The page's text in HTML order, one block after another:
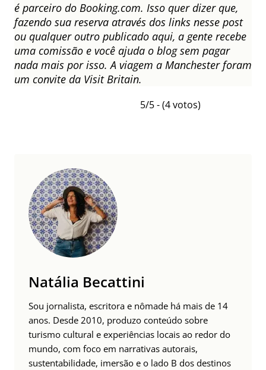
é parceiro do Booking.com. Isso quer dizer que,
fazendo sua reserva através dos links nesse post
ou qualquer outro publicado aqui, a gente recebe
uma comissão e você ajuda o blog sem pagar
nada mais por isso. A viagem a Manchester foram
um convite da Visit Britain.
5/5 - (4 votos)
Natália Becattini
Sou jornalista, escritora e nômade há mais de 14
anos. Desde 2010, produzo conteúdo sobre
turismo cultural e experiências locais ao redor do
mundo, com foco em narrativas autorais,
sustentabilidade, imersão e o lado B dos destinos